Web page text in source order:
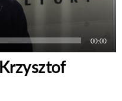
00:00